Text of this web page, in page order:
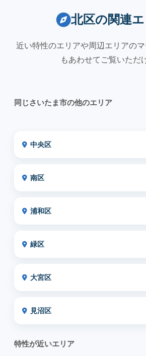
北区の関連
近い特性のエリアや周辺エリアの
もあわせてご覧いただ
同じさいたま市の他のエリア
中央区
南区
浦和区
緑区
大宮区
見沼区
特性が近いエリア